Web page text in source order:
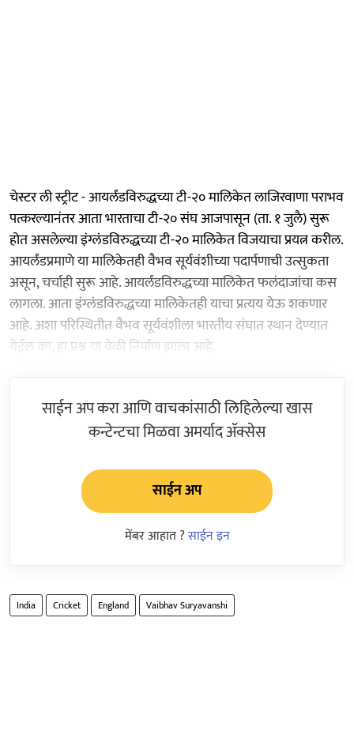
चेस्टर ली स्ट्रीट - आयर्लंडविरुद्धच्या टी-२० मालिकेत लाजिरवाणा पराभव
पत्करल्यानंतर आता भारताचा टी-२० संघ आजपासून (ता. १ जुलै) सुरू
होत असलेल्या इंग्लंडविरुद्धच्या टी-२० मालिकेत विजयाचा प्रयत्न करील.
आयर्लंडप्रमाणे या मालिकेतही वैभव सूर्यवंशीच्या पदार्पणाची उत्सुकता
असून, चर्चाही सुरू आहे. आयर्लंडविरुद्धच्या मालिकेत फलंदाजांचा कस
लागला. आता इंग्लंडविरुद्धच्या मालिकेतही याचा प्रत्यय येऊ शकणार
आहे. अशा परिस्थितीत वैभव सूर्यवंशीला भारतीय संघात स्थान देण्यात
येईल का, हा प्रश्न या वेळी निर्माण झाला आहे.
साईन अप करा आणि वाचकांसाठी लिहिलेल्या खास
कन्टेन्टचा मिळवा अमर्याद ॲक्सेस
साईन अप
मेंबर आहात ?साईन इन
India Cricket England Vaibhav Suryavanshi